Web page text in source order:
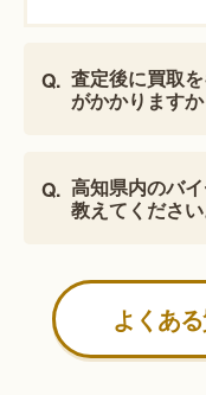
査定後に買取
がかかりますか
高知県内のバ
教えてください
よくあ